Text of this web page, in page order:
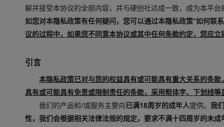
解并接受本协议的全部内容，并与硬创社达成一致，成为本平台
如您对本隐私政策有任何疑问，您可以通过本隐私政策“如何联
议的过程中，如果您不同意本协议或其中任何条款约定，您应立
引言
本隐私政策已对与您的权益具有或可能具有重大关系的条
具有或可能具有免责或限制责任的条款，采用粗体字、下划线
我们的产品和/或服务主要向已满18周岁的成年人提供。 我
性，我们会根据相关法律法规的规定，要求不满十四周岁的未